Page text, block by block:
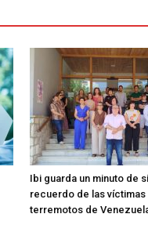
Ibi guarda un minuto de
recuerdo de las víctimas
terremotos de